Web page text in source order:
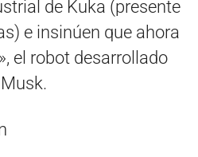
de Kuka (presente
e insinúen que ahora
el robot desarrollado